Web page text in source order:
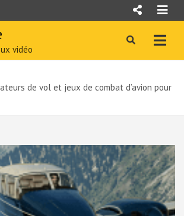
vidéo
de vol et jeux de combat d’avion pour